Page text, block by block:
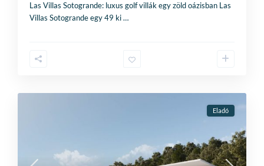
Las Villas Sotogrande: luxus golf villák egy zöld oázisban Las
Villas Sotogrande egy 49 ki…
Eladó